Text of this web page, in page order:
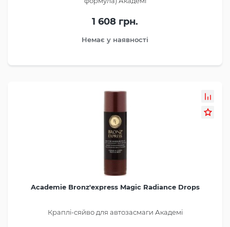
1 608 грн.
Немає у наявності
Academie Bronz'express Magic Radiance Drops
Краплі-сяйво для автозасмаги Академі